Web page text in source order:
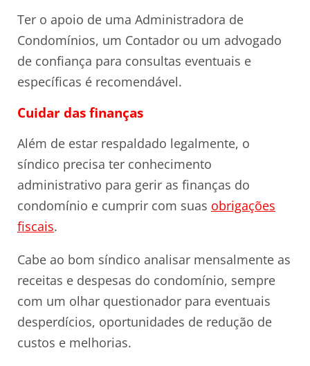
Ter o apoio de uma Administradora de
Condomínios, um Contador ou um advogado
de confiança para consultas eventuais e
específicas é recomendável.
Cuidar das finanças
Além de estar respaldado legalmente, o
síndico precisa ter conhecimento
administrativo para gerir as finanças do
condomínio e cumprir com suas obrigações
fiscais.
Cabe ao bom síndico analisar mensalmente as
receitas e despesas do condomínio, sempre
com um olhar questionador para eventuais
desperdícios, oportunidades de redução de
custos e melhorias.